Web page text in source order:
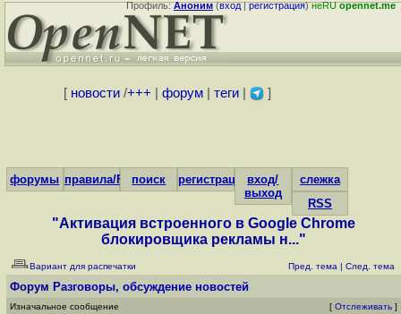
Профиль:Аноним(вход|регистрация)неRUopennet.me
[ новости/+++ форум| теги| ]
форумы правила/FAQпоиск регистрациявход/
выход
слежка
RSS
"Активация встроенного в Google Chrome
блокировщика рекламы н..."
Вариант для распечатки Пред. тема | След. тема
Форум Разговоры, обсуждение новостей
Изначальное сообщение [ Отслеживать ]